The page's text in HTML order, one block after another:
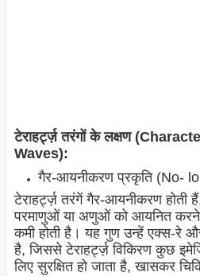
टेराहर्ट्ज़ तरंगों के लक्षण
Waves):
गैर-आयनीकरण प्रकृति (No-
टेराहर्ट्ज़ तरंगें गैर-आयनीकरण होती
परमाणुओं या अणुओं को आयनित
कमी होती है। यह गुण उन्हें एक्स-रे
है, जिससे टेराहर्ट्ज़ विकिरण कुछ
लिए सुरक्षित हो जाता है, खासकर